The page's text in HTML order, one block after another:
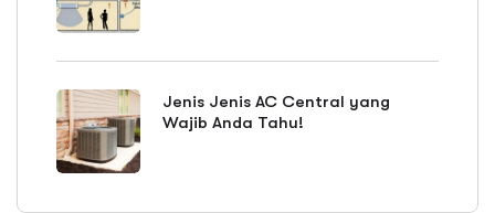
Jenis Jenis AC Central yang
Wajib Anda Tahu!